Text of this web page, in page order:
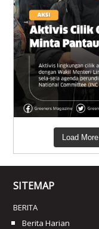
Load More
SITEMAP
BERITA
Berita Harian